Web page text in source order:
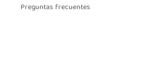
Preguntas frecuentes